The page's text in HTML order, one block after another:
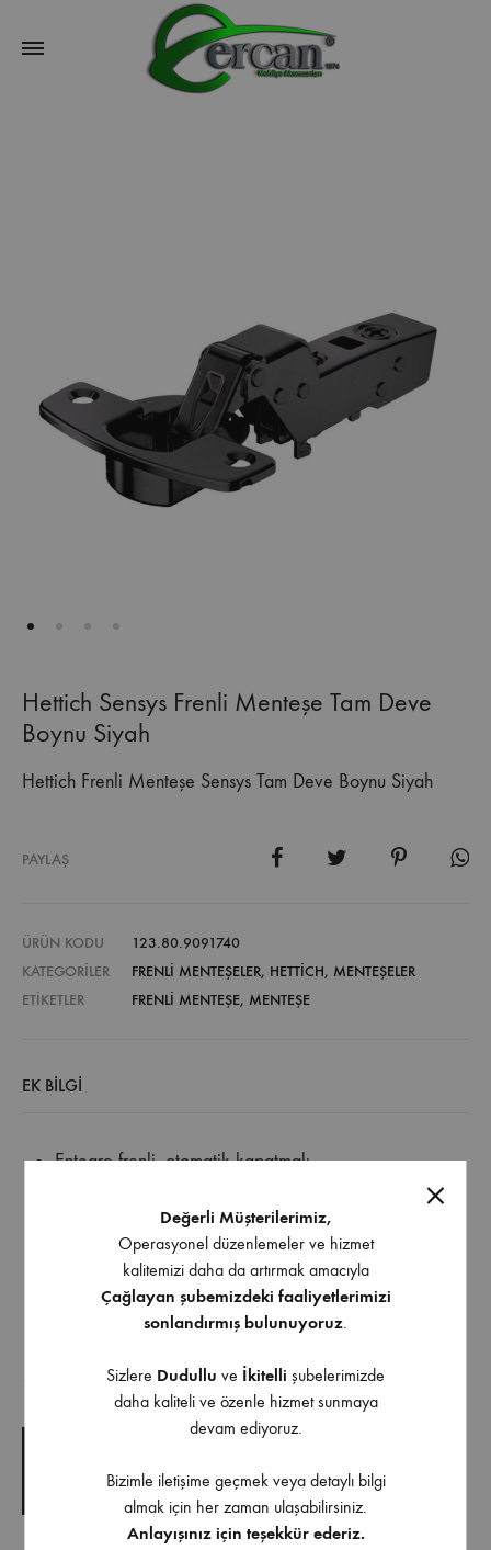
Hettich Sensys Frenli Menteşe Tam Deve
Boynu Siyah
Hettich Frenli Menteşe Sensys Tam Deve Boynu Siyah
PAYLAŞ
ÜRÜN KODU
123.80.9091740
KATEGORILER
FRENLI MENTEŞELER, HETTICH, MENTEŞELER
ETIKETLER
FRENLI MENTEŞE, MENTEŞE
EK BILGI
Entegre frenli, otomatik kapatmalı
Kapak kalınlığı için 15 – 24 mm
Tas derinliği 12,8 mm
Entegre bindirme ayarı +2 mm / -2 mm
Entegre derinlik ayarı +3 mm / -2 mm
İndirilebilir İçerik
Değerli Müşterilerimiz,
Operasyonel düzenlemeler ve hizmet
kalitemizi daha da artırmak amacıyla
Çağlayan şubemizdeki faaliyetlerimizi
sonlandırmış bulunuyoruz
Sizlere Dudullu ve İkitelli şubelerimizde
daha kaliteli ve özenle hizmet sunmaya
devam ediyoruz.
Bizimle iletişime geçmek veya detaylı bilgi
almak için her zaman ulaşabilirsiniz.
Anlayışınız için teşekkür ederiz.